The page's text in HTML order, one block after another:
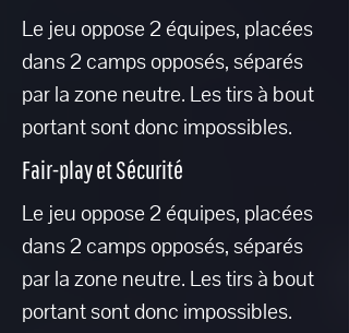
Le jeu oppose 2 équipes, placées
dans 2 camps opposés, séparés
par la zone neutre. Les tirs à bout
portant sont donc impossibles.
Fair-play et Sécurité
Le jeu oppose 2 équipes, placées
dans 2 camps opposés, séparés
par la zone neutre. Les tirs à bout
portant sont donc impossibles.